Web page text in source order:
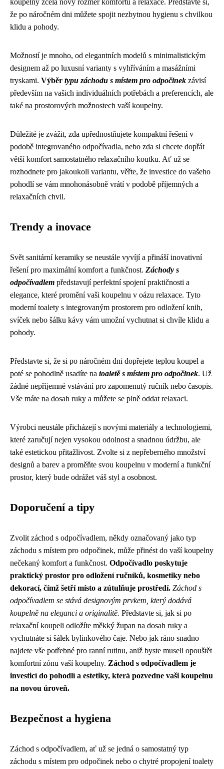
koupelny zcela nový rozměr komfortu a relaxace. Představte si,
že po náročném dni můžete spojit nezbytnou hygienu s chvilkou
klidu a pohody.
Možností je mnoho, od elegantních modelů s minimalistickým
designem až po luxusní varianty s vyhříváním a masážními
tryskami. Výběr typu záchodu s místem pro odpočinek závisí
především na vašich individuálních potřebách a preferencích, ale
také na prostorových možnostech vaší koupelny.
Důležité je zvážit, zda upřednostňujete kompaktní řešení v
podobě integrovaného odpočívadla, nebo zda si chcete dopřát
větší komfort samostatného relaxačního koutku. Ať už se
rozhodnete pro jakoukoli variantu, věřte, že investice do vašeho
pohodlí se vám mnohonásobně vrátí v podobě příjemných a
relaxačních chvil.
Trendy a inovace
Svět sanitární keramiky se neustále vyvíjí a přináší inovativní
řešení pro maximální komfort a funkčnost. Záchody s
odpočívadlem představují perfektní spojení praktičnosti a
elegance, které promění vaši koupelnu v oázu relaxace. Tyto
moderní toalety s integrovaným prostorem pro odložení knih,
svíček nebo šálku kávy vám umožní vychutnat si chvíle klidu a
pohody.
Představte si, že si po náročném dni dopřejete teplou koupel a
poté se pohodlně usadíte na toaletě s místem pro odpočinek. Už
žádné nepříjemné vstávání pro zapomenutý ručník nebo časopis.
Vše máte na dosah ruky a můžete se plně oddat relaxaci.
Výrobci neustále přicházejí s novými materiály a technologiemi,
které zaručují nejen vysokou odolnost a snadnou údržbu, ale
také estetickou přitažlivost. Zvolte si z nepřeberného množství
designů a barev a proměňte svou koupelnu v moderní a funkční
prostor, který bude odrážet váš styl a osobnost.
Doporučení a tipy
Zvolit záchod s odpočívadlem, někdy označovaný jako typ
záchodu s místem pro odpočinek, může přinést do vaší koupelny
nečekaný komfort a funkčnost. Odpočívadlo poskytuje
praktický prostor pro odložení ručníků, kosmetiky nebo
dekorací, čímž šetří místo a zútulňuje prostředí. Záchod s
odpočívadlem se stává designovým prvkem, který dodává
koupelně na eleganci a originalitě. Představte si, jak si po
relaxační koupeli odložíte měkký župan na dosah ruky a
vychutnáte si šálek bylinkového čaje. Nebo jak ráno snadno
najdete vše potřebné pro ranní rutinu, aniž byste museli opouštět
komfortní zónu vaší koupelny. Záchod s odpočívadlem je
investicí do pohodlí a estetiky, která pozvedne vaši koupelnu
na novou úroveň.
Bezpečnost a hygiena
Záchod s odpočívadlem, ať už se jedná o samostatný typ
záchodu s místem pro odpočinek nebo o chytré propojení toalety